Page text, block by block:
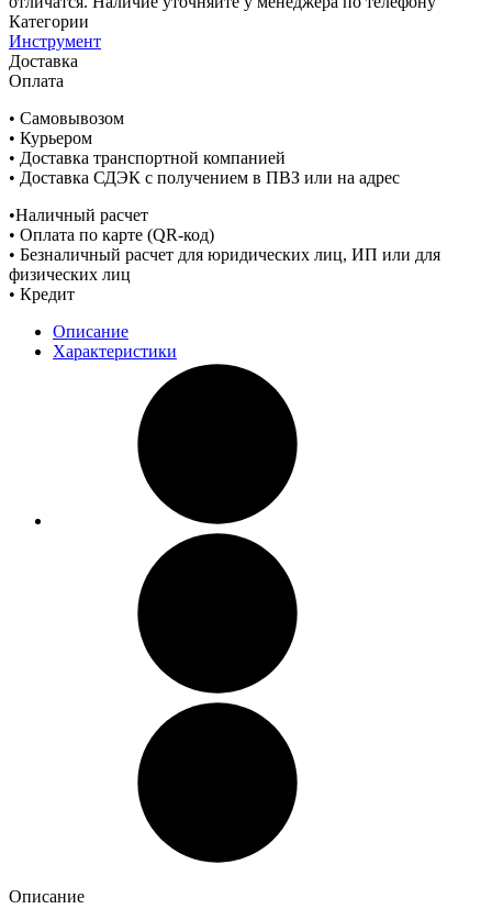
Категории
Инструмент
Доставка
Оплата
• Самовывозом
• Курьером
• Доставка транспортной компанией
• Доставка СДЭК с получением в ПВЗ или на адрес
•Наличный расчет
• Оплата по карте (QR-код)
• Безналичный расчет для юридических лиц, ИП или для
физических лиц
• Кредит
Описание
Характеристики
Описание